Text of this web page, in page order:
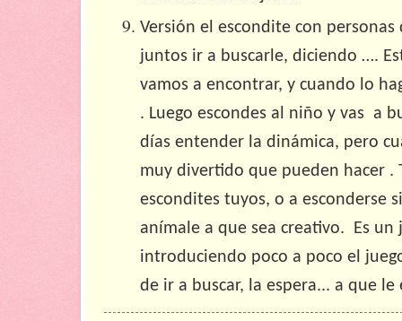
Versión el escondite con personas
juntos ir a buscarle, diciendo ….
vamos a encontrar, y cuando lo
. Luego escondes al niño y vas a
días entender la dinámica, pero
muy divertido que pueden hacer .
escondites tuyos, o a esconderse
anímale a que sea creativo. Es un
introduciendo poco a poco el
de ir a buscar, la espera... a que